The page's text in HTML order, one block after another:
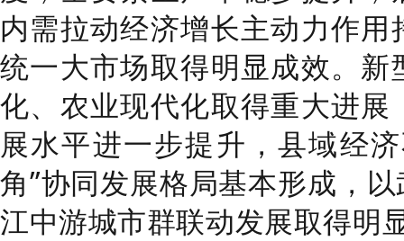
内需拉动经济增长主动力作用
统一大市场取得明显成效。 新
化、农业现代化取得重大进展
展水平进一步提升，县域经
角”协同发展格局基本形成，
江中游城市群联动发展取得明